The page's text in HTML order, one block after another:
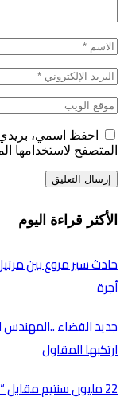
احفظ اسمي، بريدي
المتصفح لاستخدامها
الأكثر قراءة اليوم
أجرة
جديد القضاء
ارتكبها المقاول
22 مليون سنتيم